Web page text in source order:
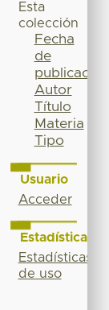
Esta
colección
Fecha
de
publicación
Autor
Título
Materia
Tipo
Usuario
Acceder
Estadísticas
Estadísticas
de uso